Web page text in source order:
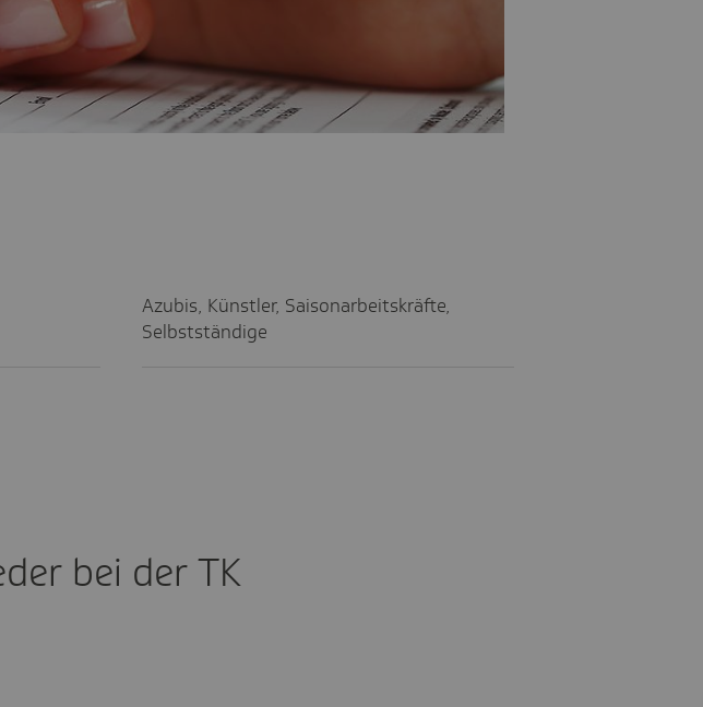
Azubis, Künst­ler, Saison­ar­beits­kräfte,
Selbst­stän­dige
bei der TK